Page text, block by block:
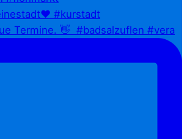
Termine. 👋⁠ ⁠ #badsalzuflen #vera